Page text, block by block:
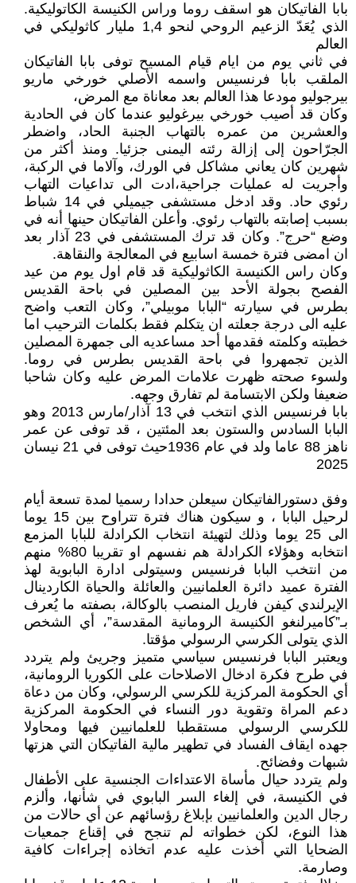
بابا الفاتيكان هو اسقف روما وراس الكنيسة الكاتوليكية.
الذي يُعَدّ الزعيم الروحي لنحو 1,4 مليار كاثوليكي في
العالم
في ثاني يوم من ايام قيام المسيح توفى بابا الفاتيكان
الملقب بابا فرنسيس واسمه الأصلي خورخي ماريو
بيرجوليو مودعا هذا العالم بعد معاناة مع المرض،
وكان قد أصيب خورخي بيرغوليو عندما كان في الحادية
والعشرين من عمره بالتهاب الجنبة الحاد، واضطر
الجرّاحون إلى إزالة رئته اليمنى جزئيا. ومنذ أكثر من
شهرين كان يعاني مشاكل في الورك، وآلاما في الركبة،
وأجريت له عمليات جراحية،ادت الى تداعيات التهاب
رئوي حاد. وقد ادخل مستشفى جيميلي في 14 شباط
بسبب إصابته بالتهاب رئوي. وأعلن الفاتيكان حينها أنه في
وضع “حرج”. وكان قد ترك المستشفى في 23 آذار بعد
ان امضى فترة خمسة اسابيع في المعالجة والنقاهة.
وكان راس الكنيسة الكاثوليكية قد قام اول يوم من عيد
الفصح بجولة الأحد بين المصلين في باحة القديس
بطرس في سيارته “البابا موبيلي”، وكان التعب واضح
عليه الى درجة جعلته ان يتكلم فقط بكلمات الترحيب اما
خطبته وكلمته فقدمها أحد مساعديه الى جمهرة المصلين
الذين تجمهروا في باحة القديس بطرس في روما.
ولسوء صحته ظهرت علامات المرض عليه وكان شاحبا
ضعيفا ولكن الابتسامة لم تفارق وجهه.
بابا فرنسيس الذي انتخب في 13 آذار/مارس 2013 وهو
البابا السادس والستون بعد المئتين ، قد توفى عن عمر
ناهز 88 عاما ولد في عام 1936حيث توفى في 21 نيسان
2025
وفق دستورالفاتيكان سيعلن حدادا رسميا لمدة تسعة أيام
لرحيل البابا ، و سيكون هناك فترة تتراوح بين 15 يوما
الى 25 يوما وذلك لتهيئة انتخاب الكرادلة للبابا المزمع
انتخابه وهؤلاء الكرادلة هم نفسهم او تقريبا 80% منهم
من انتخب البابا فرنسيس وسيتولى ادارة البابوية لهذ
الفترة عميد دائرة العلمانيين والعائلة والحياة الكاردينال
الإيرلندي كيفن فاريل المنصب بالوكالة، بصفته ما يُعرف
بـ”كاميرلنغو الكنيسة الرومانية المقدسة”، أي الشخص
الذي يتولى الكرسي الرسولي مؤقتا.
ويعتبر البابا فرنسيس سياسي متميز وجريئ ولم يتردد
في طرح فكرة ادخال الاصلاحات على الكوريا الرومانية،
أي الحكومة المركزية للكرسي الرسولي، وكان من دعاة
دعم المراة وتقوية دور النساء في الحكومة المركزية
للكرسي الرسولي مستقطبا للعلمانيين فيها ومحاولا
جهده ايقاف الفساد في تطهير مالية الفاتيكان التي هزتها
شبهات وفضائح.
ولم يتردد حيال مأساة الاعتداءات الجنسية على الأطفال
في الكنيسة، في إلغاء السر البابوي في شأنها، وألزم
رجال الدين والعلمانيين بإبلاغ رؤسائهم عن أي حالات من
هذا النوع، لكن خطواته لم تنجح في إقناع جمعيات
الضحايا التي أخذت عليه عدم اتخاذه إجراءات كافية
وصارمة.